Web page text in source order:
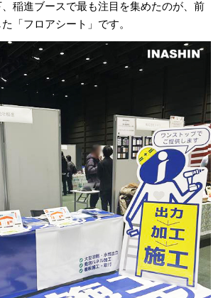
稲進ブースで最も注目を集めたのが、前
「フロアシート」です。